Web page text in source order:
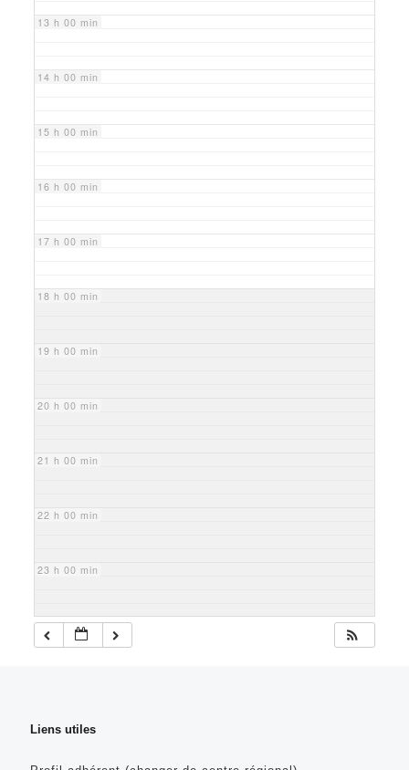
13 h 00 min
14 h 00 min
15 h 00 min
16 h 00 min
17 h 00 min
18 h 00 min
19 h 00 min
20 h 00 min
21 h 00 min
22 h 00 min
23 h 00 min
Liens utiles